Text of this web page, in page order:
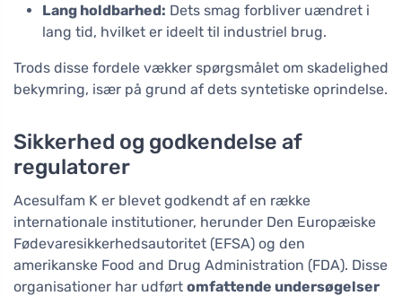
Lang holdbarhed: Dets smag forbliver uændret i
lang tid, hvilket er ideelt til industriel brug.
Trods disse fordele vækker spørgsmålet om skadelighed
bekymring, især på grund af dets syntetiske oprindelse.
Sikkerhed og godkendelse af
regulatorer
Acesulfam K er blevet godkendt af en række
internationale institutioner, herunder Den Europæiske
Fødevaresikkerhedsautoritet (EFSA) og den
amerikanske Food and Drug Administration (FDA). Disse
organisationer har udført omfattende undersøgelser